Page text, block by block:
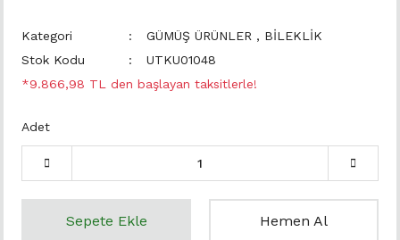
Kategori GÜMÜŞ ÜRÜNLER , BİLEKLİK
Stok Kodu
UTKU01048
*9.866,98 TL den başlayan taksitlerle!
Adet
Sepete Ekle Hemen Al